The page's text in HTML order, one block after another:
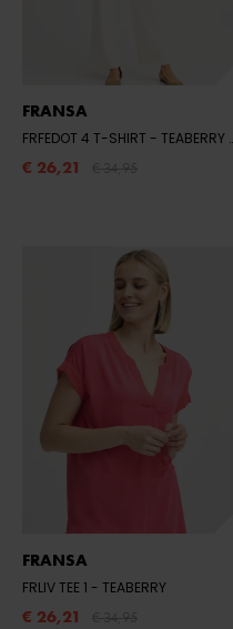
FRANSA
FRFEDOT 4 T-SHIRT - TEABERRY MIX
€ 26,21
FRANSA
FRLIV TEE 1 - TEABERRY
€ 26,21